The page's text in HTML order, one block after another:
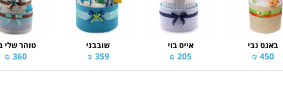
באגס נבי
450 ₪
אייס בוי
205 ₪
שובבני
359 ₪
טוהר שלי
360 ₪